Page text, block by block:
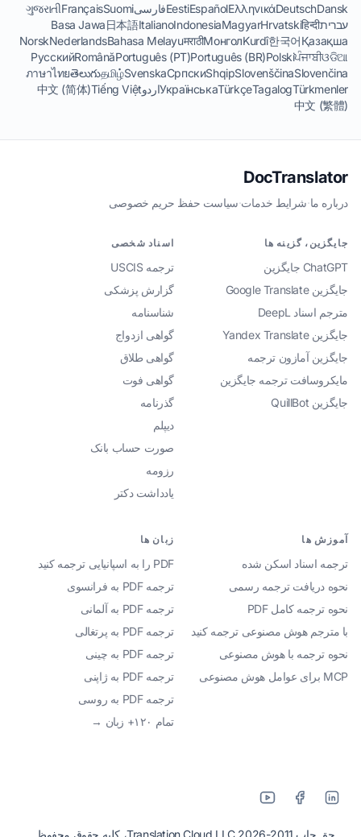
Dansk
Deutsch
Ελληνικά
Español
EestiفارسیSuomi
Français
ગુજરાતી
עבריתहिन्दी
Hrvatski
Magyar
Indonesia
Italiano
日本語
Basa Jawa
Қазақша
한국어
Kurdî
Монгол
मराठी
Bahasa Melayu
Nederlands
Norsk
ଓଡିଆ
ਪੰਜਾਬੀ
Polski
Português (BR)
Português (PT)
Română
Русский
Slovenčina
Slovenščina
Shqip
Српски
Svenska
தமிழ்
తెలుగు
ภาษาไทย
Türkmenler
Tagalog
Türkçe
УкраїнськаاردوTiếng Việt
中文 (简体)
中文 (繁體)
DocTranslator
درباره ما·شرایط خدمات·سیاست حفظ حریم خصوصی
جایگزین، گزینه ها
ChatGPT جایگزین
جایگزین Google Translate
مترجم اسناد DeepL
جایگزین Yandex Translate
جایگزین آمازون ترجمه
مایکروسافت ترجمه جایگزین
جایگزین QuillBot
اسناد شخصی
ترجمه USCIS
گزارش پزشکی
شناسنامه
گواهی ازدواج
گواهی طلاق
گواهی فوت
گذرنامه
دیپلم
صورت حساب بانک
رزومه
یادداشت دکتر
آموزش ها
ترجمه اسناد اسکن شده
نحوه دریافت ترجمه رسمی
نحوه ترجمه کامل PDF
با مترجم هوش مصنوعی ترجمه کنید
نحوه ترجمه با هوش مصنوعی
MCP برای عوامل هوش مصنوعی
زبان ها
PDF را به اسپانیایی ترجمه کنید
ترجمه PDF به فرانسوی
ترجمه PDF به آلمانی
ترجمه PDF به پرتغالی
ترجمه PDF به چینی
ترجمه PDF به ژاپنی
ترجمه PDF به روسی
تمام ۱۲۰+ زبان →
حق چاپ 2011-2026 Translation Cloud LLC، کلیه حقوق محفوظ